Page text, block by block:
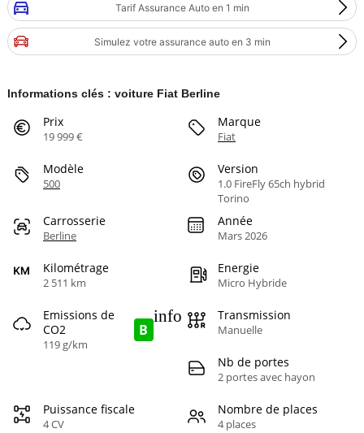
Tarif Assurance Auto en 1 min
Simulez votre assurance auto en 3 min
Informations clés : voiture Fiat Berline
Prix
19 999 €
Marque
Fiat
Modèle
500
Version
1.0 FireFly 65ch hybrid
Torino
Carrosserie
Berline
Année
Mars 2026
Kilométrage
2 511 km
Energie
Micro Hybride
Emissions de
CO2
119 g/km
B
info Transmission
Manuelle
Nb de portes
2 portes avec hayon
Puissance fiscale
4 CV
Nombre de places
4 places